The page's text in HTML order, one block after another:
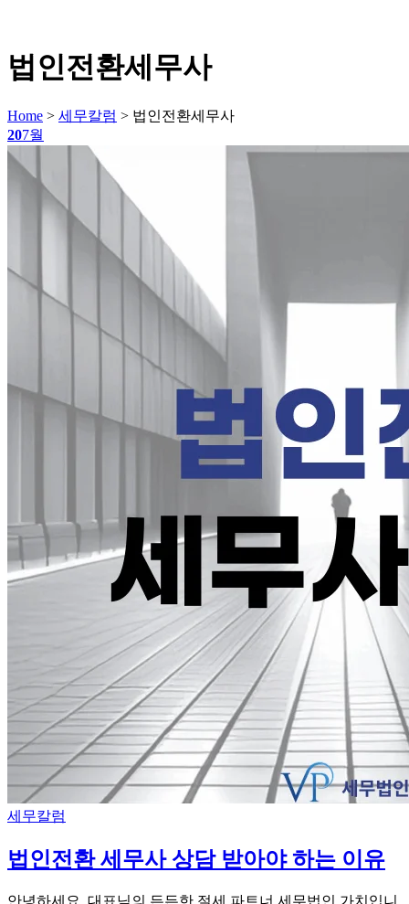
법인전환세무사
Home > 세무칼럼 > 법인전환세무사
207월
Categories
세무칼럼
법인전환 세무사 상담 받아야 하는 이유
안녕하세요. 대표님의 든든한 절세 파트너 세무법인 가치입니